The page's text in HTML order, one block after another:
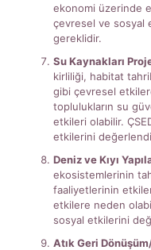
ekonomi üzerinde
çevresel ve sosyal
gereklidir.
Su Kaynakları
kirliliği, habitat
gibi çevresel
toplulukların su
etkileri olabilir.
etkilerini
Deniz ve Kıyı
ekosistemlerinin
faaliyetlerinin
etkilere neden
sosyal etkilerini
Atık Geri